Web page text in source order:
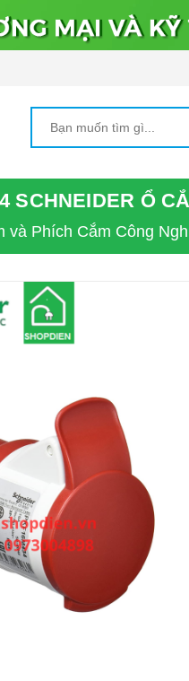
SCHNEIDER Ổ
và Phích Cắm Công